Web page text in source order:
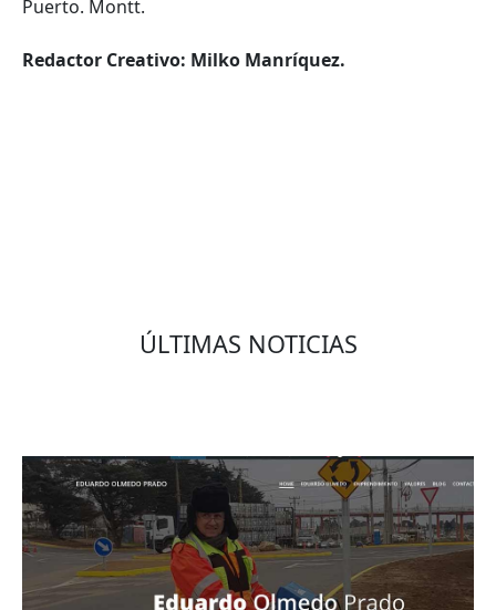
Puerto. Montt.
Redactor Creativo: Milko Manríquez.
ÚLTIMAS NOTICIAS